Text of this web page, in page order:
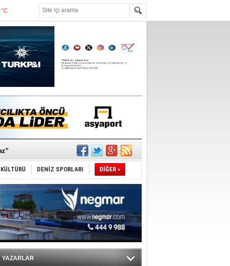
23 °C
öldürmüş
çürüyor
DENİZ SPORLARI DİĞER »
YAZARLAR